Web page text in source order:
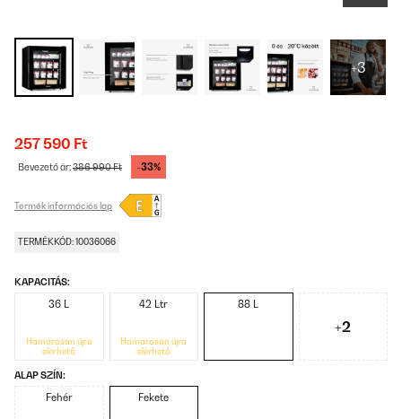
+3
257 590 Ft
Bevezető ár:386 990 Ft -33%
Termék információs lap
TERMÉKKÓD: 10036066
KAPACITÁS:
36 L
Hamarosan újra
elérhető
42 Ltr
Hamarosan újra
elérhető
88 L
+2
ALAP SZÍN:
Fehér Fekete